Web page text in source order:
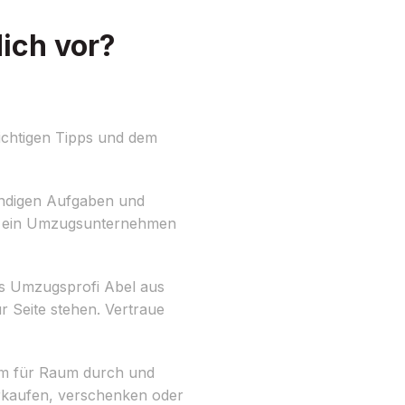
vor?
Tipps und dem
Aufgaben und
Umzugsunternehmen
Umzugsprofi Abel aus
Seite stehen. Vertraue
für Raum durch und
verschenken oder